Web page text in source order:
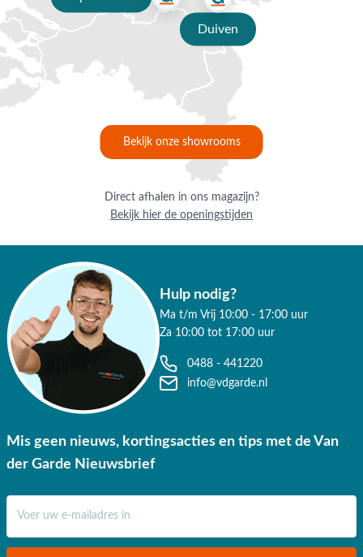
Duiven
Bekijk onze showrooms
Direct afhalen in ons magazijn?
Bekijk hier de openingstijden
Hulp nodig?
Ma t/m Vrij 10:00 - 17:00 uur
Za 10:00 tot 17:00 uur
0488 - 441220
info@vdgarde.nl
Mis geen nieuws, kortingsacties en tips met de Van
der Garde Nieuwsbrief